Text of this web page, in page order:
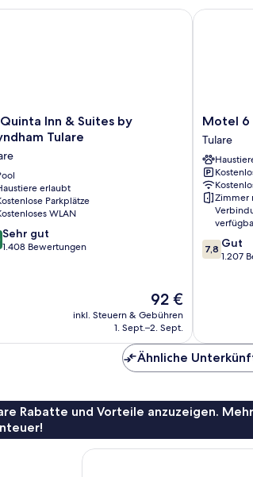
Inn & Suites by
Tulare
erlaubt
Parkplätze
WLAN
Sehr gut
1.408 Bewertungen
Der
Preis
beträgt
92 €
inkl. Steuern & Gebühren
1. Sept.–2. Sept.
Inn & Suites by Wyndham Tulare
Motel
6
Tulare,
CA
Tulare
Motel 6
Tulare
Zimmer
7.8
von
7,8 Gut
1.207
Motel 6
Ähnliche
Rabatte und Vorteile anzuzeigen. Mehr